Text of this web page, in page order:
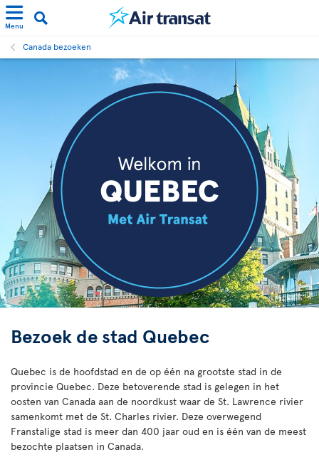
Menu
Canada bezoeken
Bezoek de stad Quebec
Quebec is de hoofdstad en de op één na grootste stad in de
provincie Quebec. Deze betoverende stad is gelegen in het
oosten van Canada aan de noordkust waar de St. Lawrence rivier
samenkomt met de St. Charles rivier. Deze overwegend
Franstalige stad is meer dan 400 jaar oud en is één van de meest
bezochte plaatsen in Canada.